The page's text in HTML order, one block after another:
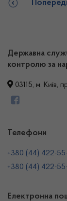
Державна
контролю за
03115, м. Київ,
Телефони
+380 (44) 422-55-
+380 (44) 422-
Електронна